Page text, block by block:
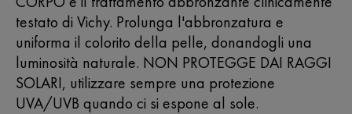
testato di Vichy. Prolunga l'abbronzatura e
uniforma il colorito della pelle, donandogli una
luminosità naturale. NON PROTEGGE DAI RAGGI
SOLARI, utilizzare sempre una protezione
UVA/UVB quando ci si espone al sole.